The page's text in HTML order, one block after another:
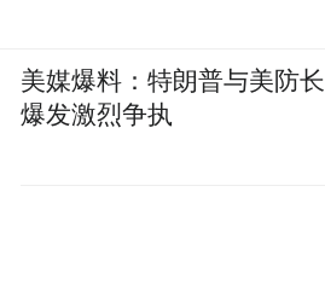
美媒爆料：特朗普与美防长
爆发激烈争执